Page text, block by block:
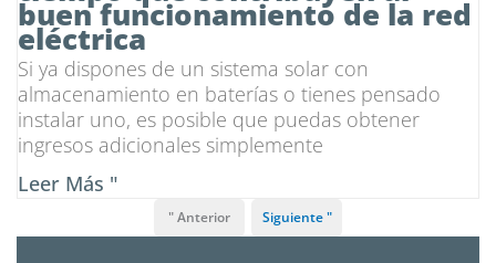
buen funcionamiento de la red
eléctrica
Si ya dispones de un sistema solar con
almacenamiento en baterías o tienes pensado
instalar uno, es posible que puedas obtener
ingresos adicionales simplemente
Leer Más "
" Anterior Siguiente "